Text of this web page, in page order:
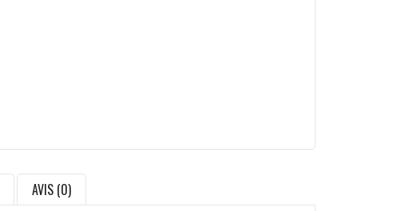
AVIS (0)